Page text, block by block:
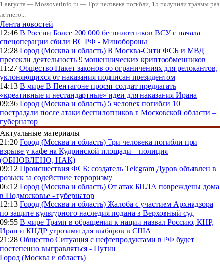
1 августа — Mossovetinfo.ru — Три человека погибли, 15 получили травмы
летнего...
Лента новостей
12:46 В России Более 200 000 беспилотников ВСУ с начала
спецоперации сбили ВС РФ - Минобороны
12:28 Город (Москва и область) В Москва-Сити ФСБ и МВД
пресекли деятельность 9 мошеннических криптообменников
11:27 Общество Пакет законов об ограничениях для релокантов,
уклоняющихся от наказания подписан президентом
14:13 В мире В Пентагоне просят солдат предлагать
«креативные и нестандартные» идеи для наказания Ирана
09:36 Город (Москва и область) 5 человек погибли 10
пострадали после атаки беспилотников в Московской области –
губернатор
Актуальные материалы
21:20 Город (Москва и область) Три человека погибли при
взрыве у кафе на Кудринской площади – полиция
(ОБНОВЛЕНО, НАК)
09:12 Происшествия ФСБ: создатель Telegram Дуров объявлен в
розыск за содействие терроризму
06:12 Город (Москва и область) От атак БПЛА повреждены дома
в Подмосковье - губернатор
12:13 Город (Москва и область) Жалоба с участием Архнадзора
по защите культурного наследия подана в Верховный суд
09:55 В мире Трамп в обращении к нации назвал Россию, КНР,
Иран и КНДР угрозами для выборов в США
21:28 Общество Ситуация с нефтепродуктами в РФ будет
постепенно выправляться - Путин
Город (Москва и область)